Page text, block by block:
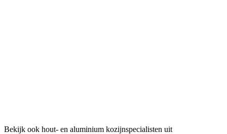
Bekijk ook hout- en aluminium kozijnspecialisten uit